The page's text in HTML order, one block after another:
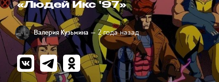
«Людей Икс '97»
Валерия Кузьмина — 2 года назад